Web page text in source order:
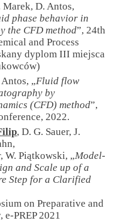
Marek, D. Antos,
phase behavior in
the CFD method”, 24th
and Process
dyplom III miejsca
„Fluid flow
by
(CFD) method”,
2022.
, D. G. Sauer, J.
W. Piątkowski, „Model-
and Scale up of a
Step for a Clarified
on Preparative and
e-PREP 2021